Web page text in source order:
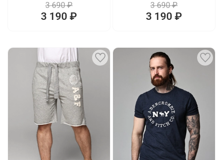
3 690 ₽
3 190 ₽
3 690 ₽
3 190 ₽